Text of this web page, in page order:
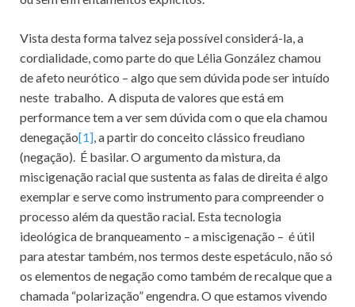
Vista desta forma talvez seja possível considerá-la, a
cordialidade, como parte do que Lélia González chamou
de afeto neurótico – algo que sem dúvida pode ser intuído
neste trabalho. A disputa de valores que está em
performance tem a ver sem dúvida com o que ela chamou
denegação[1], a partir do conceito clássico freudiano
(negação). É basilar. O argumento da mistura, da
miscigenação racial que sustenta as falas de direita é algo
exemplar e serve como instrumento para compreender o
processo além da questão racial. Esta tecnologia
ideológica de branqueamento – a miscigenação – é útil
para atestar também, nos termos deste espetáculo, não só
os elementos de negação como também de recalque que a
chamada “polarização” engendra. O que estamos vivendo